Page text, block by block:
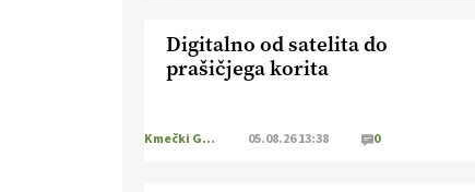
Digitalno od satelita do
prašičjega korita
Kmečki Glas 05.08.26 13:38 0